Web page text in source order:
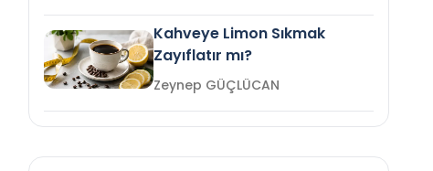
Kahveye Limon Sıkmak
Zayıflatır mı?
Zeynep GÜÇLÜCAN